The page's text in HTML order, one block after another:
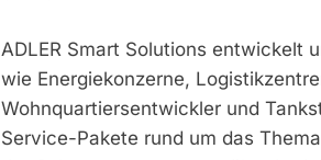
ADLER Smart Solutions entwickelt
wie Energiekonzerne,
Wohnquartiersentwickler und
Service-Pakete rund um das